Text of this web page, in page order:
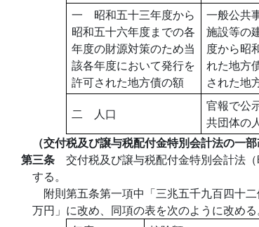
一 昭和五十三年度から
昭和五十六年度までの各
年度の財源対策のため当
該各年度において発行を
許可された地方債の額
一般公共
施設等の
度から昭
れた地方
された地
二 人口
官報で公
共団体の
（交付税及び譲与税配付金特別会計法の一部
第三条 交付税及び譲与税配付金特別会計法
する。
附則第五条第一項中「三兆五千九百四十
万円」に改め、同項の表を次のように改める